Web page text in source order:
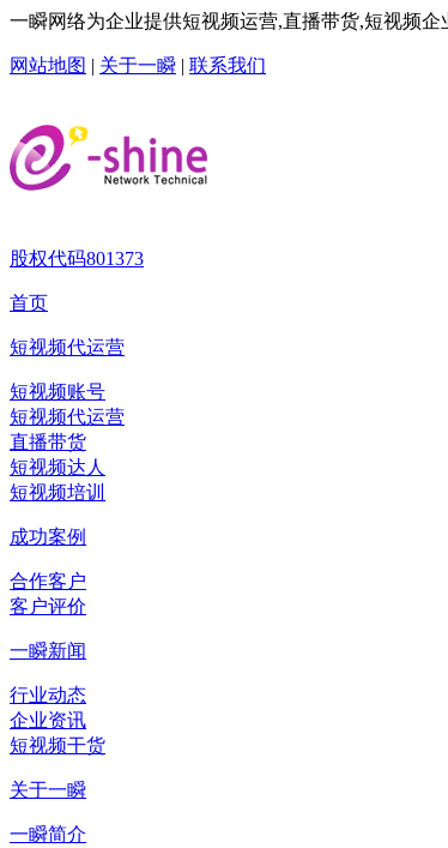
一瞬网络为企业提供短视频运营,直播带货,短视频
网站地图 | 关于一瞬 | 联系我们
股权代码801373
首页
短视频代运营
短视频账号
短视频代运营
直播带货
短视频达人
短视频培训
成功案例
合作客户
客户评价
一瞬新闻
行业动态
企业资讯
短视频干货
关于一瞬
一瞬简介